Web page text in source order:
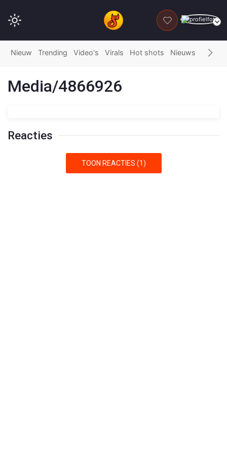
DONEER
Nieuw Trending Video's Virals Hot shots Nieuws Fails
Media/4866926
Reacties
TOON REACTIES (1)